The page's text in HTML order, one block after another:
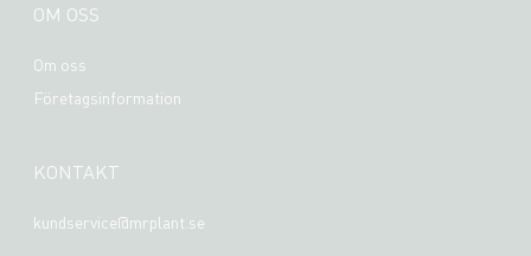
OM OSS
Om oss
Företagsinformation
KONTAKT
kundservice@mrplant.se